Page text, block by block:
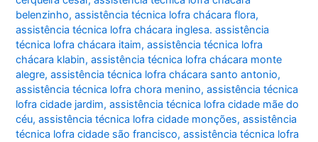
belenzinho,assistência técnica lofra chácara flora,
assistência técnica lofra chácara inglesa. assistência
técnica lofra chácara itaim,assistência técnica lofra
chácara klabin,assistência técnica lofra chácara monte
alegre,assistência técnica lofra chácara santo antonio,
assistência técnica lofra chora menino,assistência técnica
lofra cidade jardim,assistência técnica lofra cidade mãe do
céu,assistência técnica lofra cidade monções,assistência
técnica lofra cidade são francisco,assistência técnica lofra